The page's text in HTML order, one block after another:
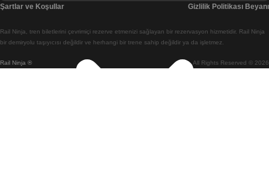
Budapeşte Viyana Treni
Busan Cheonan(Asan) Treni
Rail Ninja ® All Rights Reserved © 2026
Rail Ninja, tren biletlerini çevrimiçi rezerve etmenizi sağlayan bir rezervasyon hizmetidir. Rail Ninja
bir demiryolu taşıyıcısı değildir ve herhangi bir trene sahip değildir ya da işletmez.
Şartlar ve Koşullar Gizlilik Politikası Beyanı